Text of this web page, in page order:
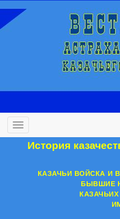
История
КАЗАЧЬИ ВОЙСКА И
БЫВШИЕ